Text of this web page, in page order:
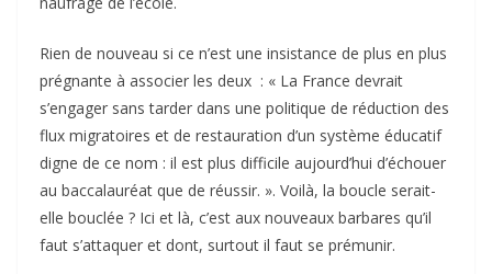
Rien de nouveau si ce n’est une insistance de plus en plus
prégnante à associer les deux : « La France devrait
s’engager sans tarder dans une politique de réduction des
flux migratoires et de restauration d’un système éducatif
digne de ce nom : il est plus difficile aujourd’hui d’échouer
au baccalauréat que de réussir. ». Voilà, la boucle serait-
elle bouclée ? Ici et là, c’est aux nouveaux barbares qu’il
faut s’attaquer et dont, surtout il faut se prémunir.